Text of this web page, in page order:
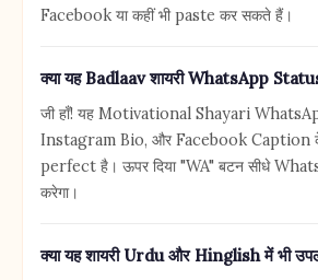
Facebook या कहीं भी paste कर सकते हैं।
क्या यह Badlaav शायरी WhatsApp
जी हाँ! यह Motivational Shayari
Instagram Bio, और Facebook Caption के
perfect है। ऊपर दिया "WA" बटन सीधे
करेगा।
क्या यह शायरी Urdu और Hinglish में भी